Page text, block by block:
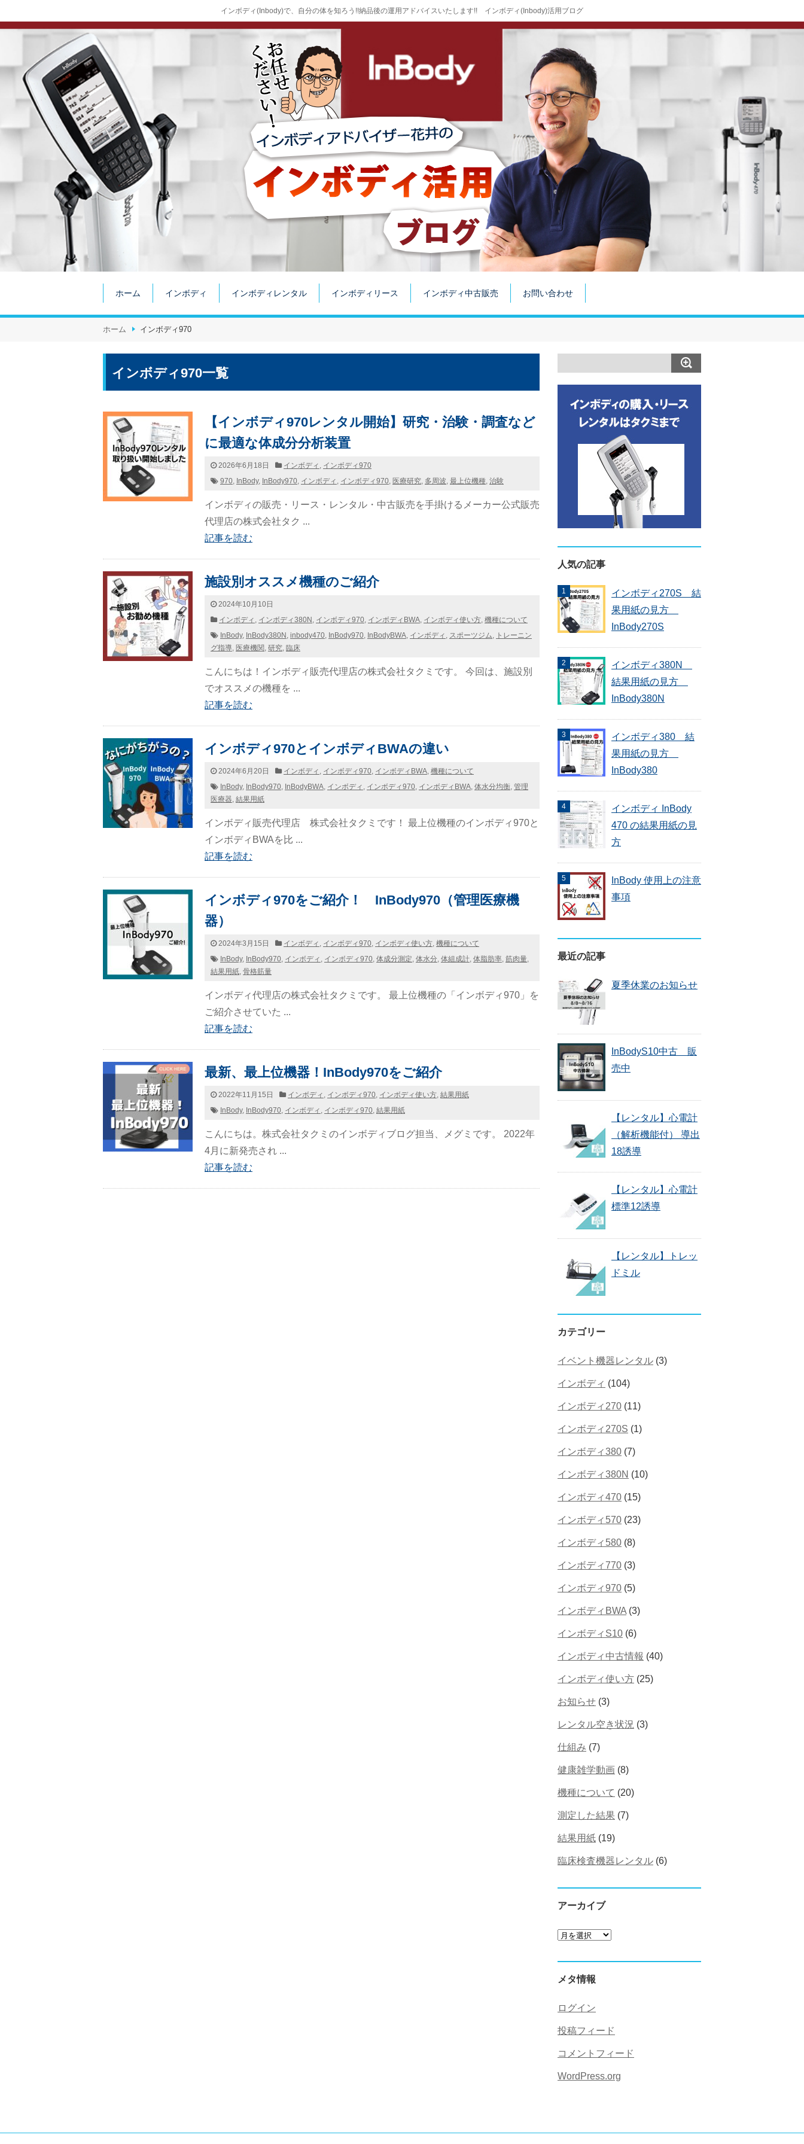
インボディ(Inbody)で、自分の体を知ろう!!納品後の運用アドバイスいたします!! インボディ(Inbody)活用ブログ
ホーム インボディ インボディレンタル インボディリース インボディ中古販売 お問い合わせ
ホーム インボディ970
インボディ970一覧
【インボディ970レンタル開始】研究・治験・調査など
に最適な体成分分析装置
2026年6月18日 インボディ , インボディ970
970, InBody, InBody970, インボディ , インボディ970, 医療研究, 多周波, 最上位機種, 治験
インボディの販売・リース・レンタル・中古販売を手掛けるメーカー公式販売
代理店の株式会社タク ...
記事を読む
施設別オススメ機種のご紹介
2024年10月10日
インボディ , インボディ380N , インボディ970, インボディBWA, インボディ使い方, 機種について
InBody, InBody380N , inbody470, InBody970, InBodyBWA, インボディ , スポーツジム, トレーニン
グ指導, 医療機関, 研究, 臨床
こんにちは！インボディ販売代理店の株式会社タクミです。 今回は、施設別
でオススメの機種を ...
記事を読む
インボディ970とインボディBWAの違い
2024年6月20日 インボディ , インボディ970, インボディBWA, 機種について
InBody, InBody970, InBodyBWA, インボディ , インボディ970, インボディBWA, 体水分均衡, 管理
医療器, 結果用紙
インボディ販売代理店 株式会社タクミです！ 最上位機種のインボディ970と
インボディBWAを比 ...
記事を読む
インボディ970をご紹介！ InBody970（管理医療機
器）
2024年3月15日 インボディ , インボディ970, インボディ使い方, 機種について
InBody, InBody970, インボディ , インボディ970, 体成分測定, 体水分, 体組成計, 体脂肪率, 筋肉量,
結果用紙, 骨格筋量
インボディ代理店の株式会社タクミです。 最上位機種の「インボディ970」を
ご紹介させていた ...
記事を読む
最新、最上位機器！InBody970をご紹介
2022年11月15日 インボディ , インボディ970, インボディ使い方, 結果用紙
InBody, InBody970, インボディ , インボディ970, 結果用紙
こんにちは。株式会社タクミのインボディブログ担当、メグミです。 2022年
4月に新発売され ...
記事を読む
人気の記事
インボディ270S 結
果用紙の見方
InBody270S
インボディ380N
結果用紙の見方
InBody380N
インボディ380 結
果用紙の見方
InBody380
インボディ InBody
470 の結果用紙の見
方
InBody 使用上の注意
事項
最近の記事
夏季休業のお知らせ
InBodyS10中古 販
売中
【レンタル】心電計
（解析機能付） 導出
18誘導
【レンタル】心電計
標準12誘導
【レンタル】トレッ
ドミル
カテゴリー
イベント機器レンタル (3)
インボディ (104)
インボディ270 (11)
インボディ270S (1)
インボディ380 (7)
インボディ380N (10)
インボディ470 (15)
インボディ570 (23)
インボディ580 (8)
インボディ770 (3)
インボディ970 (5)
インボディBWA (3)
インボディS10 (6)
インボディ中古情報 (40)
インボディ使い方 (25)
お知らせ (3)
レンタル空き状況 (3)
仕組み (7)
健康雑学動画 (8)
機種について (20)
測定した結果 (7)
結果用紙 (19)
臨床検査機器レンタル (6)
アーカイブ
ア
イ
メタ情報
ログイン
投稿フィード
コメントフィード
WordPress.org